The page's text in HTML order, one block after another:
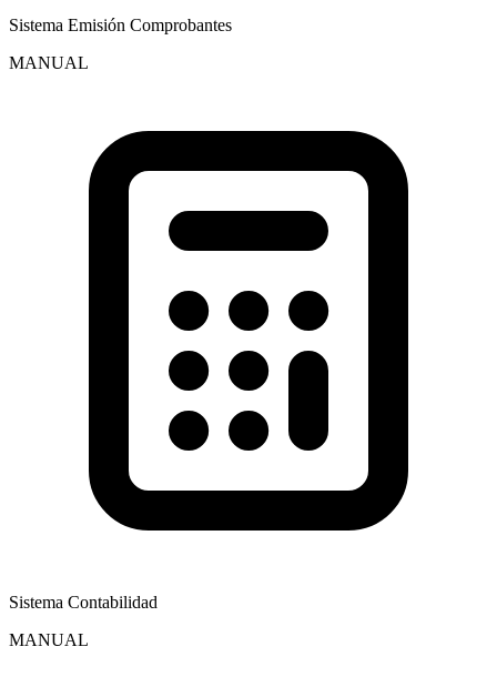
Sistema Emisión Comprobantes
MANUAL
Sistema Contabilidad
MANUAL